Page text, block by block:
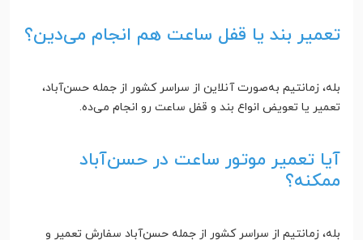
تعمیر بند یا قفل ساعت هم انجام می‌دین؟
بله، زمانتیم به‌صورت آنلاین از سراسر کشور از جمله حسن‌آباد،
تعمیر یا تعویض انواع بند و قفل ساعت رو انجام می‌ده.
آیا تعمیر موتور ساعت در حسن‌آباد
ممکنه؟
بله، زمانتیم از سراسر کشور از جمله حسن‌آباد سفارش تعمیر و